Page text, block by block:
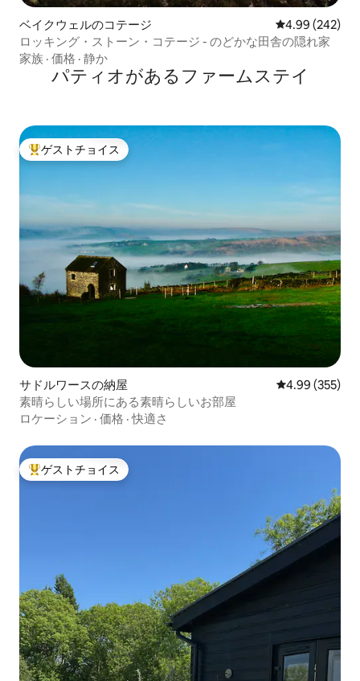
ベイクウェルのコテージ レビュー242
4.99 (242)
ロッキング・ストーン・コテージ - のどかな田舎の隠れ家
家族 · 価格 · 静か
パティオがあるファームステイ
大好評のゲストチョイスです。
ゲストチョイス
サドルワースの納屋 レビュー355
4.99 (355)
素晴らしい場所にある素晴らしいお部屋
ロケーション · 価格 ·快適さ
大好評のゲストチョイスです。
ゲストチョイス